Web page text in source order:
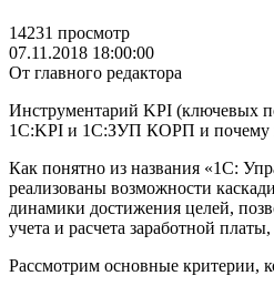
14231 просмотр
07.11.2018 18:00:00
От главного редактора
Инструментарий KPI (ключевых
1C:KPI и 1C:ЗУП КОРП и почему
Как понятно из названия «1С:
реализованы возможности
динамики достижения целей,
учета и расчета заработной
Рассмотрим основные критерии,